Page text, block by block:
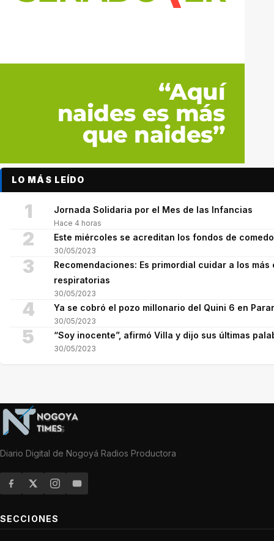
LO MÁS LEÍDO
1 Jornada Solidaria por el Mes de las Infancias
Hace 4 horas
2 Este miércoles se acreditan los fondos de
30/05/2023
3
Recomendaciones: Es primordial cuidar a los
respiratorias
30/05/2023
4 Ya se cobró el pozo millonario del Quini 6 en
30/05/2023
5 “Soy inocente”, afirmó Villa y dijo sus últimas
30/05/2023
Diario Digital de Nogoyá Radios Productora
SECCIONES